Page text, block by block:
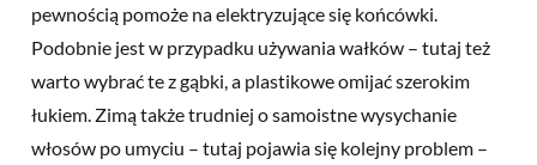
pewnością pomoże na elektryzujące się końcówki.
Podobnie jest w przypadku używania wałków – tutaj też
warto wybrać te z gąbki, a plastikowe omijać szerokim
łukiem. Zimą także trudniej o samoistne wysychanie
włosów po umyciu – tutaj pojawia się kolejny problem –